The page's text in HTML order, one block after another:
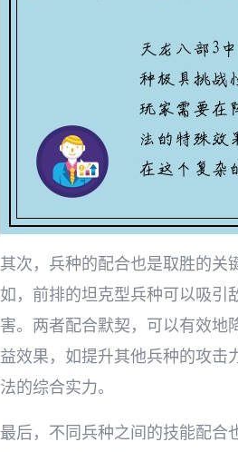
其次，兵种的配合也是取胜的关
如，前排的坦克型兵种可以吸引
害。两者配合默契，可以有效地
益效果，如提升其他兵种的攻击
法的综合实力。
最后，不同兵种之间的技能配合